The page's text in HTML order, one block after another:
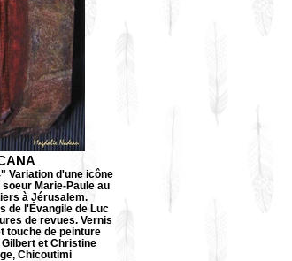
Variation d'une icône
Marie-Paule au
à Jérusalem.
de l'Évangile de Luc
de revues. Vernis
touche de peinture
et Christine
Chicoutimi